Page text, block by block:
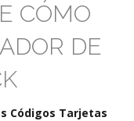
CÓMO
DE
Códigos Tarjetas